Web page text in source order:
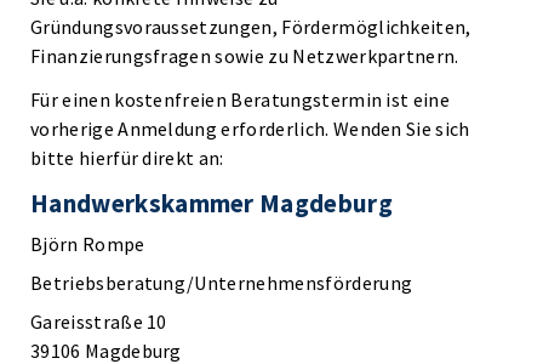
Gründungsvoraussetzungen, Fördermöglichkeiten,
Finanzierungsfragen sowie zu Netzwerkpartnern.
Für einen kostenfreien Beratungstermin ist eine
vorherige Anmeldung erforderlich. Wenden Sie sich
bitte hierfür direkt an:
Handwerkskammer Magdeburg
Björn Rompe
Betriebsberatung/Unternehmensförderung
Gareisstraße 10
39106 Magdeburg